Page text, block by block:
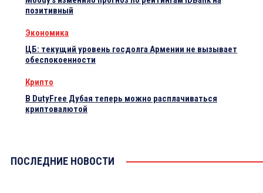
позитивный
Экономика
ЦБ: текущий уровень госдолга Армении не вызывает
обеспокоенности
Крипто
В DutyFree Дубая теперь можно расплачиваться
криптовалютой
ПОСЛЕДНИЕ НОВОСТИ